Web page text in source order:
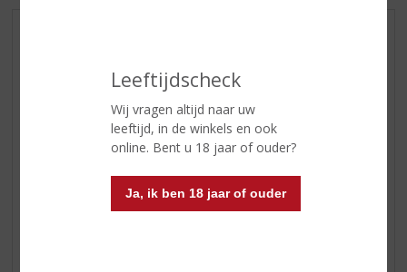
Leeftijdscheck
Wij vragen altijd naar uw
leeftijd, in de winkels en ook
online. Bent u 18 jaar of ouder?
Ja, ik ben 18 jaar of ouder
WHISKY VAN DE MAAND
RUM VAN DE MAAND
BIER VAN DE MAAND
EXCLUSIEF TOPSLIJTER